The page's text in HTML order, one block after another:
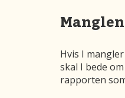
Hvis I
skal I bede
rapporten